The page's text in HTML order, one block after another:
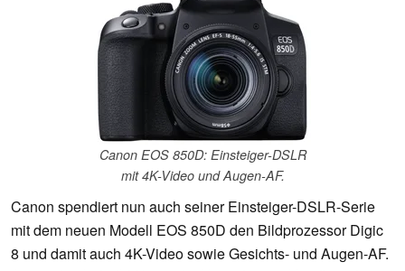
Canon EOS 850D: Einsteiger-DSLR
mit 4K-Video und Augen-AF.
Canon spendiert nun auch seiner Einsteiger-DSLR-Serie
mit dem neuen Modell EOS 850D den Bildprozessor Digic
8 und damit auch 4K-Video sowie Gesichts- und Augen-AF.